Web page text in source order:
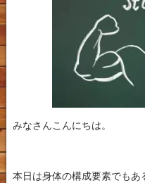
みなさんこんにちは。
本日は身体の構成要素でもあ